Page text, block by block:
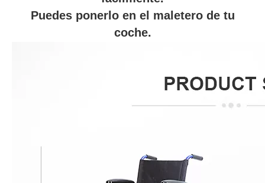
Puedes ponerlo en el maletero de tu
coche.